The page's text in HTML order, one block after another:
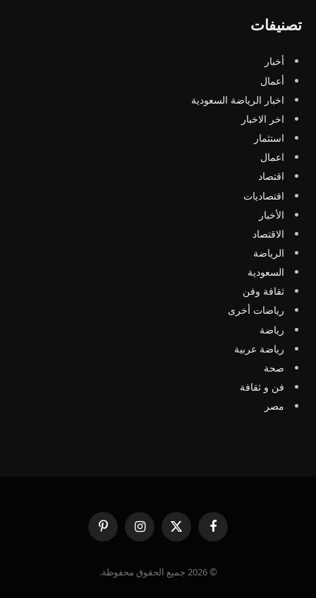
تصنيفات
أخبار
أعمال
اخبار الرياضة السعودية
اخر الاخبار
استثمار
اعمال
اقتصاد
اقتصاديات
الأخبار
الاقتصاد
الرياضة
السعودية
ثقافة وفن
رياضات أخرى
رياضة
رياضة عربية
صحة
فن و ثقافة
مصر
فيسبوك
X
(Twitter)
الانستغرامبينتيريست
© 2026 جميع الحقوق محفوظة.